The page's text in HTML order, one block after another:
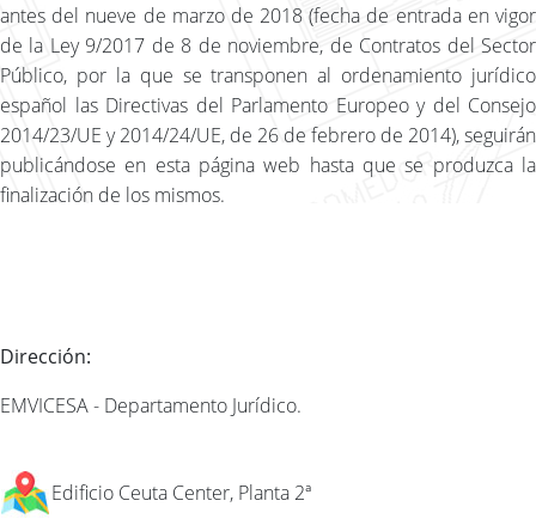
antes del nueve de marzo de 2018 (fecha de entrada en vigor
de la Ley 9/2017 de 8 de noviembre, de Contratos del Sector
Público, por la que se transponen al ordenamiento jurídico
español las Directivas del Parlamento Europeo y del Consejo
2014/23/UE y 2014/24/UE, de 26 de febrero de 2014), seguirán
publicándose en esta página web hasta que se produzca la
finalización de los mismos.
Dirección:
EMVICESA - Departamento Jurídico.
Edificio Ceuta Center, Planta 2ª